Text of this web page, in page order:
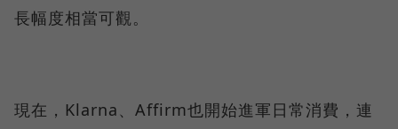
長幅度相當可觀。
現在，Klarna、Affirm也開始進軍日常消費，連